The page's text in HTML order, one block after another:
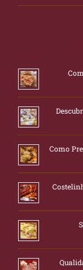
Como